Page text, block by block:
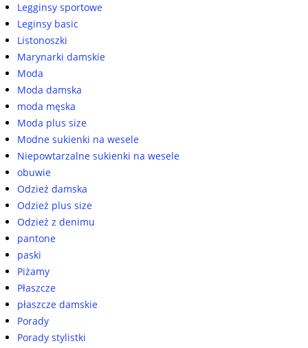
Legginsy sportowe
Leginsy basic
Listonoszki
Marynarki damskie
Moda
Moda damska
moda męska
Moda plus size
Modne sukienki na wesele
Niepowtarzalne sukienki na wesele
obuwie
Odzież damska
Odzież plus size
Odzież z denimu
pantone
paski
Piżamy
Płaszcze
płaszcze damskie
Porady
Porady stylistki